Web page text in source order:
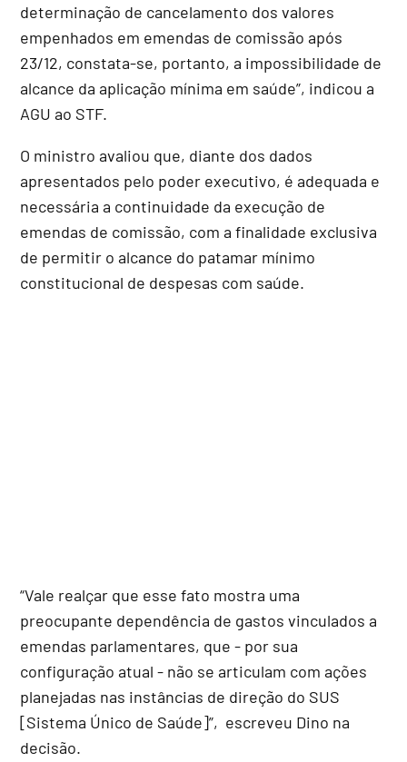
determinação de cancelamento dos valores
empenhados em emendas de comissão após
23/12, constata-se, portanto, a impossibilidade de
alcance da aplicação mínima em saúde”, indicou a
AGU ao STF.
O ministro avaliou que, diante dos dados
apresentados pelo poder executivo, é adequada e
necessária a continuidade da execução de
emendas de comissão, com a finalidade exclusiva
de permitir o alcance do patamar mínimo
constitucional de despesas com saúde.
“Vale realçar que esse fato mostra uma
preocupante dependência de gastos vinculados a
emendas parlamentares, que - por sua
configuração atual - não se articulam com ações
planejadas nas instâncias de direção do SUS
[Sistema Único de Saúde]”, escreveu Dino na
decisão.